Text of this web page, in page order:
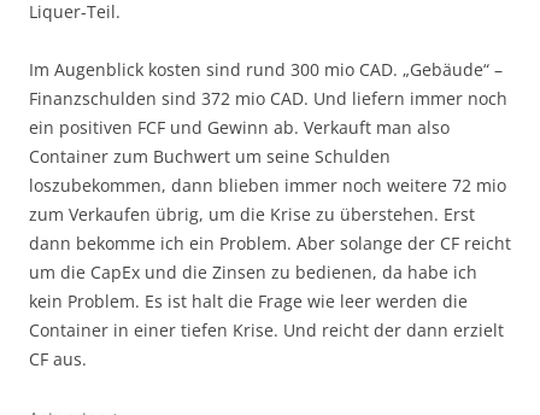
Liquer-Teil.
Im Augenblick kosten sind rund 300 mio CAD. „Gebäude“ –
Finanzschulden sind 372 mio CAD. Und liefern immer noch
ein positiven FCF und Gewinn ab. Verkauft man also
Container zum Buchwert um seine Schulden
loszubekommen, dann blieben immer noch weitere 72 mio
zum Verkaufen übrig, um die Krise zu überstehen. Erst
dann bekomme ich ein Problem. Aber solange der CF reicht
um die CapEx und die Zinsen zu bedienen, da habe ich
kein Problem. Es ist halt die Frage wie leer werden die
Container in einer tiefen Krise. Und reicht der dann erzielt
CF aus.